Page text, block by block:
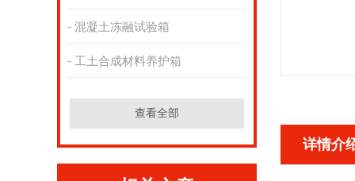
混凝土冻融试验箱
工土合成材料养护箱
查看全部
详情介